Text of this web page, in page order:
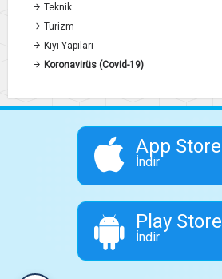
Teknik
Turizm
Kıyı Yapıları
Koronavirüs (Covid-19)
App Store
İndir
Play Store
İndir